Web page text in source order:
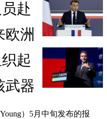
赴
欧洲
起
武器
）5月中旬发布的报